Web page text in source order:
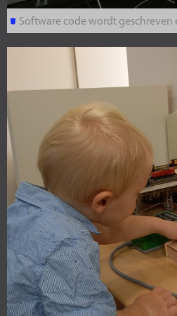
Software code wordt geschreven